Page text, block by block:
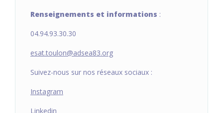
Renseignements et informations :
04.94.93.30.30
esat.toulon@adsea83.org
Suivez-nous sur nos réseaux sociaux :
Instagram
Linkedin